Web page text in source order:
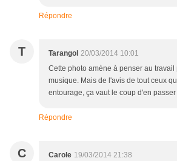
Répondre
T Tarangol 20/03/2014 10:01
Cette photo amène à penser au
musique. Mais de l'avis de tout ceux
entourage, ça vaut le coup d'en
Répondre
C Carole 19/03/2014 21:38